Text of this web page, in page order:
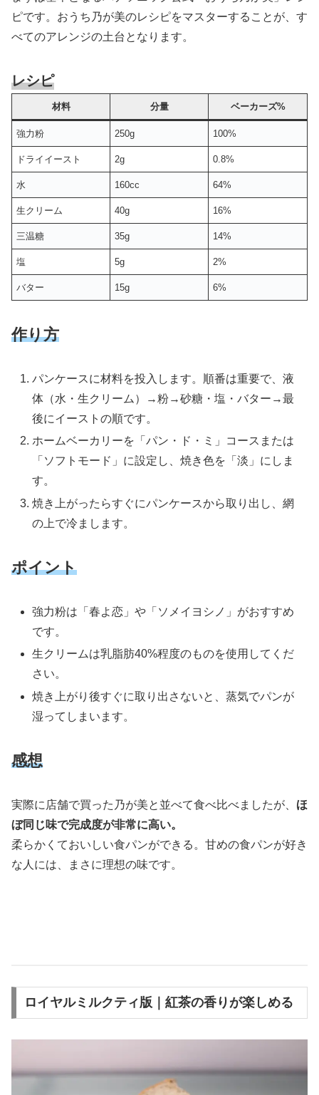
ピです。おうち乃が美のレシピをマスターすることが、す
べてのアレンジの土台となります。
レシピ
材料 分量 ベーカーズ%
強力粉 250g 100%
ドライイースト 2g 0.8%
水 160cc 64%
生クリーム 40g 16%
三温糖 35g 14%
塩 5g 2%
バター 15g 6%
作り方
パンケースに材料を投入します。順番は重要で、液
体（水・生クリーム）→粉→砂糖・塩・バター→最
後にイーストの順です。
ホームベーカリーを「パン・ド・ミ」コースまたは
「ソフトモード」に設定し、焼き色を「淡」にしま
す。
焼き上がったらすぐにパンケースから取り出し、網
の上で冷まします。
ポイント
強力粉は「春よ恋」や「ソメイヨシノ」がおすすめ
です。
生クリームは乳脂肪40%程度のものを使用してくだ
さい。
焼き上がり後すぐに取り出さないと、蒸気でパンが
湿ってしまいます。
感想
実際に店舗で買った乃が美と並べて食べ比べましたが、 ほ
ぼ同じ味で完成度が非常に高い。
柔らかくておいしい食パンができる。甘めの食パンが好き
な人には、まさに理想の味です。
ロイヤルミルクティ版｜紅茶の香りが楽しめる